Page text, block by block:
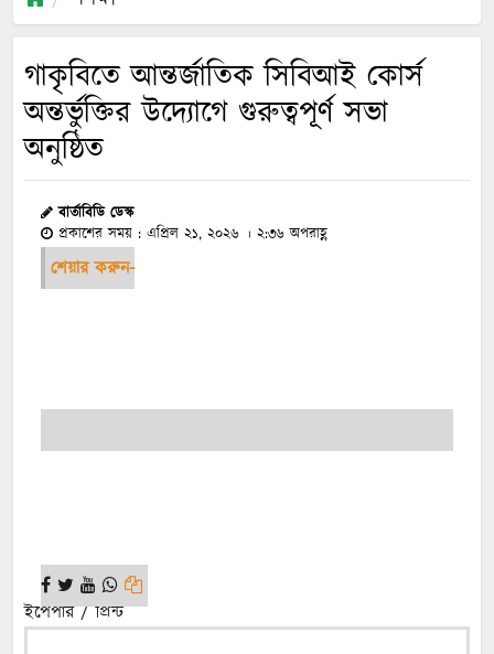
গাকৃবিতে আন্তর্জাতিক সিবিআই কোর্স
অন্তর্ভুক্তির উদ্যোগে গুরুত্বপূর্ণ সভা
অনুষ্ঠিত
বার্তাবিডি ডেস্ক
প্রকাশের সময় : এপ্রিল ২১, ২০২৬ । ২:৩৬ অপরাহ্ণ
শেয়ার করুন-
ইপেপার / প্রিন্ট